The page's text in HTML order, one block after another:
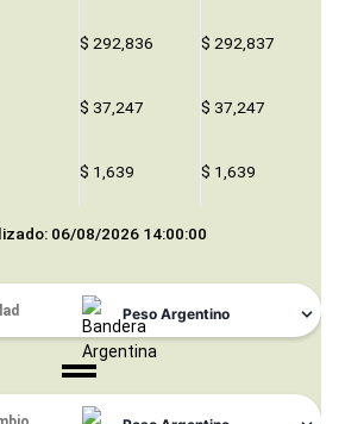
$ 292,836 $ 292,837
$ 37,247 $ 37,247
$ 1,639 $ 1,639
06/08/2026 14:00:00